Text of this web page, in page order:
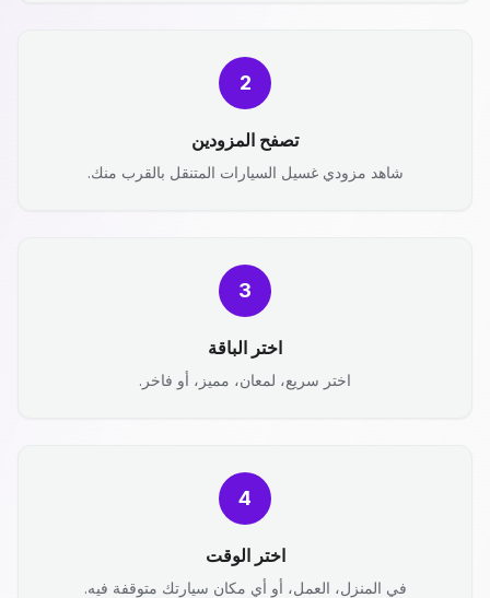
2
تصفح المزودين
شاهد مزودي غسيل السيارات المتنقل بالقرب منك.
3
اختر الباقة
اختر سريع، لمعان، مميز، أو فاخر.
4
اختر الوقت
في المنزل، العمل، أو أي مكان سيارتك متوقفة فيه.